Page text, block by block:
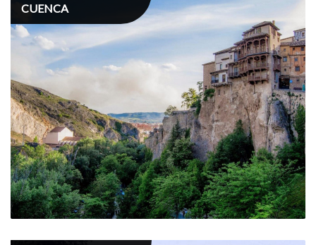
CUENCA